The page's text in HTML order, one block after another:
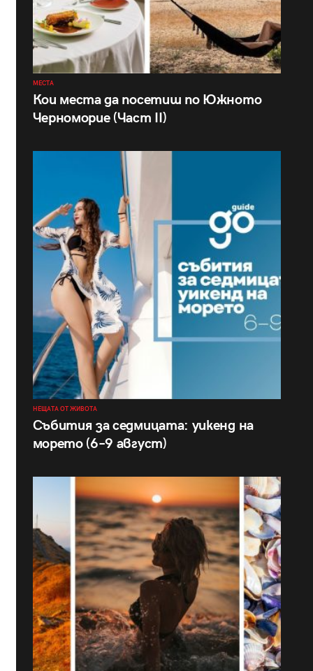
МЕСТА
Кои места да посетиш по Южното
Черноморие (Част II)
НЕЩАТА ОТ ЖИВОТА
Събития за седмицата: уикенд на
морето (6–9 август)